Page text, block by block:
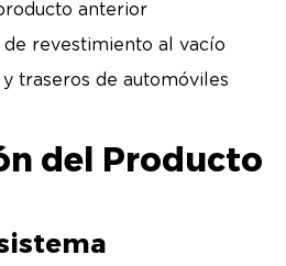
anterior
de revestimiento al vacío
traseros de automóviles
del Producto